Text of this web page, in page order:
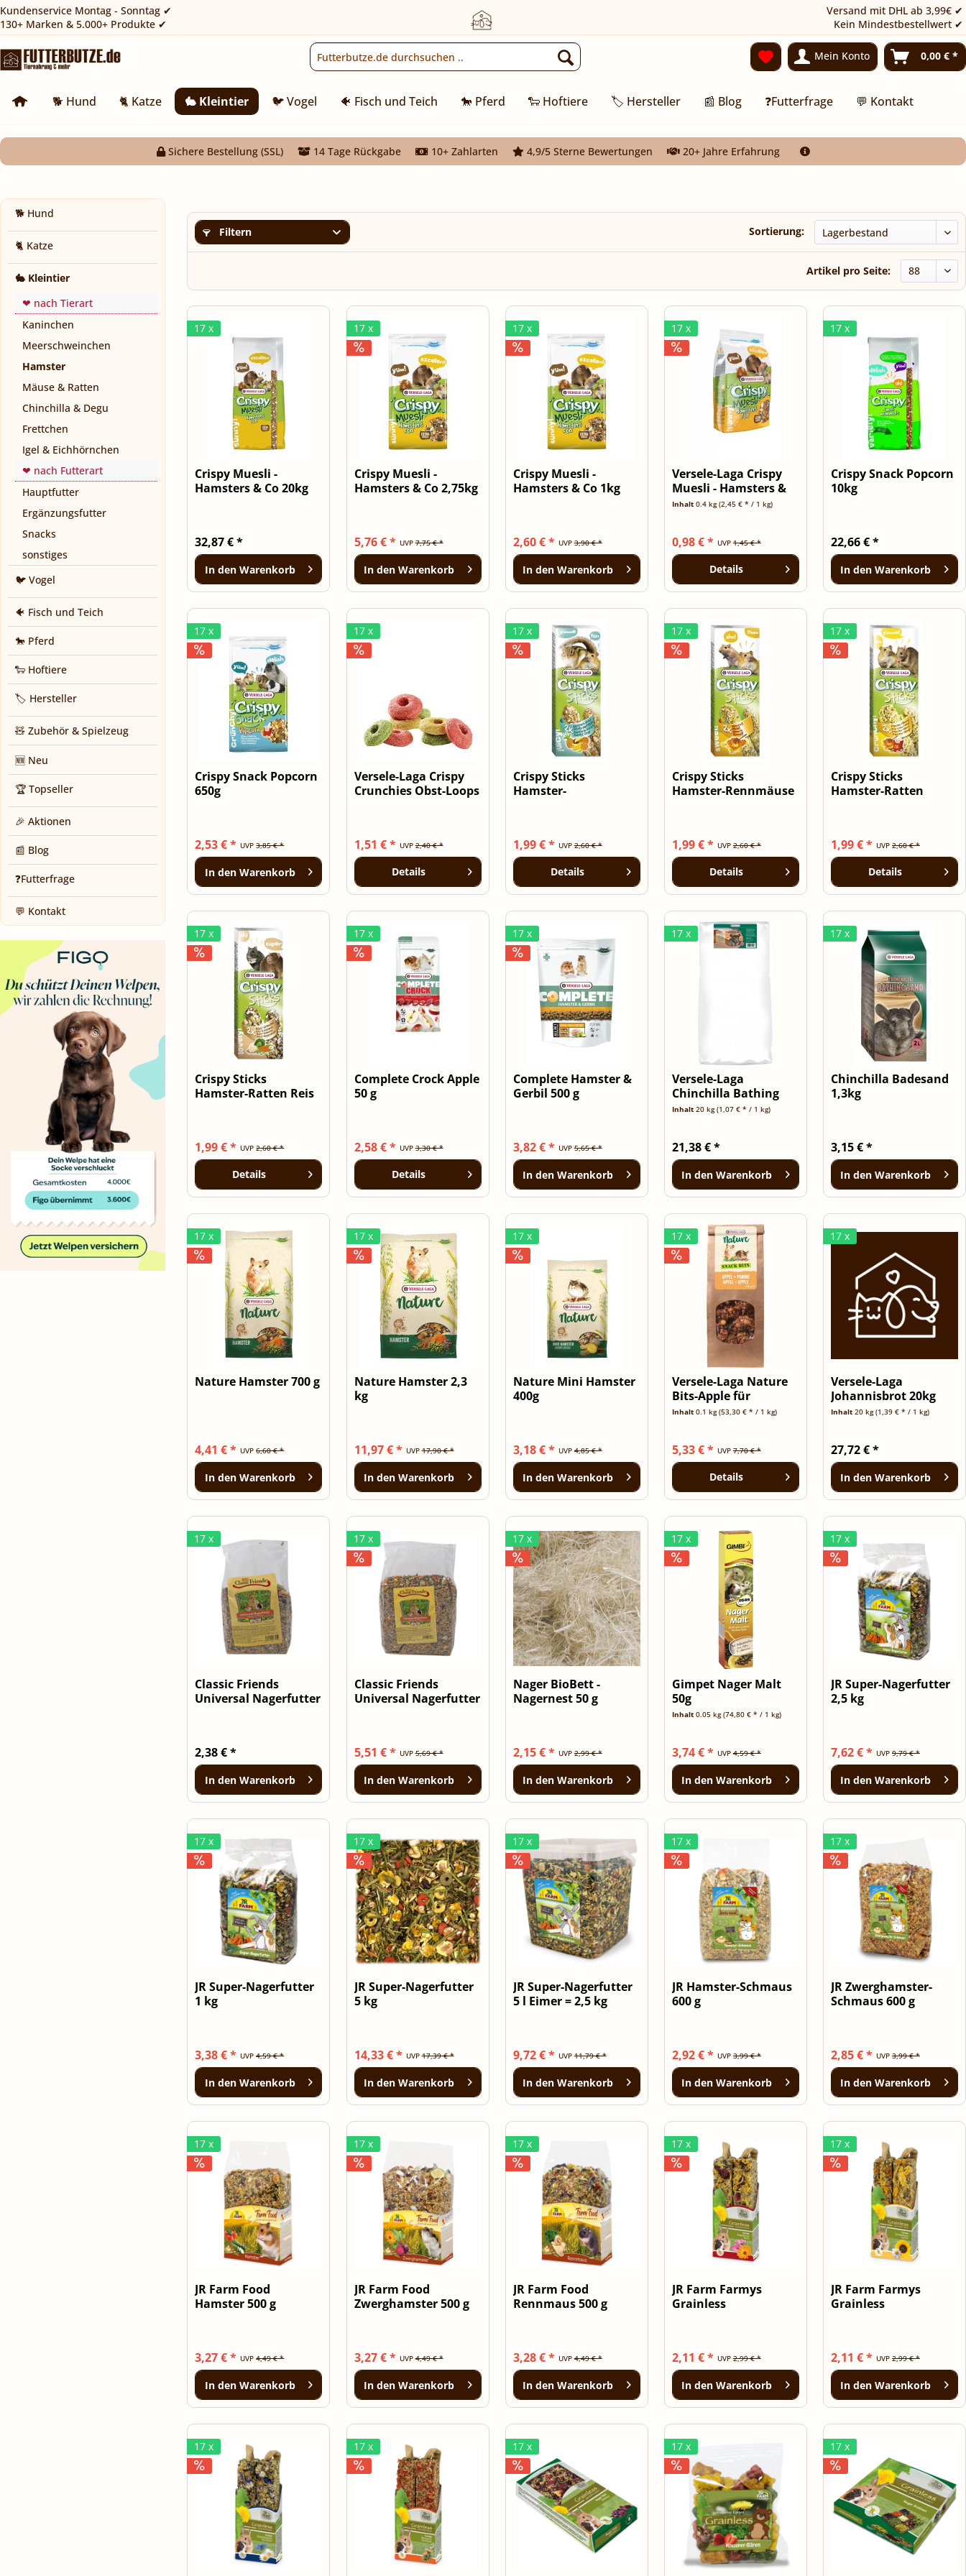
Kundenservice Montag - Sonntag ✔
130+ Marken & 5.000+ Produkte ✔
Versand mit DHL ab 3,99€ ✔
Kein Mindestbestellwert ✔
Mein Konto 0,00 € *
🐕 Hund 🐈 Katze 🐇 Kleintier 🐦 Vogel 🐠 Fisch und Teich 🐎 Pferd 🐑 Hoftiere 🏷️ Hersteller 📰 Blog ❓Futterfrage 💬 Kontakt
Sichere Bestellung (SSL) 14 Tage Rückgabe 10+ Zahlarten 4,9/5 Sterne Bewertungen 20+ Jahre Erfahrung
🐕 Hund
🐈 Katze
🐇 Kleintier
❤ nach Tierart
Kaninchen
Meerschweinchen
Hamster
Mäuse & Ratten
Chinchilla & Degu
Frettchen
Igel & Eichhörnchen
❤ nach Futterart
Hauptfutter
Ergänzungsfutter
Snacks
sonstiges
🐦 Vogel
🐠 Fisch und Teich
🐎 Pferd
🐑 Hoftiere
🏷️ Hersteller
🧸 Zubehör & Spielzeug
🆕 Neu
🏆 Topseller
🎉 Aktionen
📰 Blog
❓Futterfrage
💬 Kontakt
Filtern Sortierung:
Artikel pro Seite:
17 x
Crispy Muesli -
Hamsters & Co 20kg
32,87 € *
In den Warenkorb
17 x
Crispy Muesli -
Hamsters & Co 2,75kg
UVP7,75 € *
5,76 € *
In den Warenkorb
17 x
Crispy Muesli -
Hamsters & Co 1kg
UVP3,90 € *
2,60 € *
In den Warenkorb
17 x
Versele-Laga Crispy
Muesli - Hamsters &
Co -...
Inhalt 0.4 kg(2,45 € * / 1 kg)
UVP1,45 € *
0,98 € *
Details
17 x
Crispy Snack Popcorn
10kg
22,66 € *
In den Warenkorb
17 x
Crispy Snack Popcorn
650g
UVP3,85 € *
2,53 € *
In den Warenkorb
17 x
Versele-Laga Crispy
Crunchies Obst-Loops
UVP2,40 € *
1,51 € *
Details
17 x
Crispy Sticks
Hamster-
UVP2,60 € *
1,99 € *
Details
17 x
Crispy Sticks
Hamster-Rennmäuse
UVP2,60 € *
1,99 € *
Details
17 x
Crispy Sticks
Hamster-Ratten
UVP 2,60 € *
1,99 € *
Details
17 x
Crispy Sticks
Hamster-Ratten Reis
UVP2,60 € *
1,99 € *
Details
17 x
Complete Crock Apple
50 g
UVP3,30 € *
2,58 € *
Details
17 x
Complete Hamster &
Gerbil 500 g
UVP5,65 € *
3,82 € *
In den Warenkorb
17 x
Versele-Laga
Chinchilla Bathing
Sand - Badesand...
Inhalt 20 kg(1,07 € * / 1 kg)
21,38 € *
In den Warenkorb
17 x
Chinchilla Badesand
1,3kg
3,15 € *
In den Warenkorb
17 x
Nature Hamster 700 g
UVP6,60 € *
4,41 € *
In den Warenkorb
17 x
Nature Hamster 2,3
kg
UVP17,90 € *
11,97 € *
In den Warenkorb
17 x
Nature Mini Hamster
400g
UVP4,85 € *
3,18 € *
In den Warenkorb
17 x
Versele-Laga Nature
Bits-Apple für
Hamster und...
Inhalt 0.1 kg(53,30 € * / 1 kg)
UVP7,70 € *
5,33 € *
Details
17 x
Versele-Laga
Johannisbrot 20kg
Inhalt 20 kg(1,39 € * / 1 kg)
27,72 € *
In den Warenkorb
17 x
Classic Friends
Universal Nagerfutter
2,38 € *
In den Warenkorb
17 x
Classic Friends
Universal Nagerfutter
UVP5,69 € *
5,51 € *
In den Warenkorb
17 x
Nager BioBett -
Nagernest 50 g
UVP2,99 € *
2,15 € *
In den Warenkorb
17 x
Gimpet Nager Malt
50g
Inhalt 0.05 kg(74,80 € * / 1 kg)
UVP4,59 € *
3,74 € *
In den Warenkorb
17 x
JR Super-Nagerfutter
2,5 kg
UVP 9,79 € *
7,62 € *
In den Warenkorb
17 x
JR Super-Nagerfutter
1 kg
UVP4,59 € *
3,38 € *
In den Warenkorb
17 x
JR Super-Nagerfutter
5 kg
UVP17,39 € *
14,33 € *
In den Warenkorb
17 x
JR Super-Nagerfutter
5 l Eimer = 2,5 kg
UVP11,79 € *
9,72 € *
In den Warenkorb
17 x
JR Hamster-Schmaus
600 g
UVP3,99 € *
2,92 € *
In den Warenkorb
17 x
JR Zwerghamster-
Schmaus 600 g
UVP 3,99 € *
2,85 € *
In den Warenkorb
17 x
JR Farm Food
Hamster 500 g
UVP4,49 € *
3,27 € *
In den Warenkorb
17 x
JR Farm Food
Zwerghamster 500 g
UVP4,49 € *
3,27 € *
In den Warenkorb
17 x
JR Farm Food
Rennmaus 500 g
UVP4,49 € *
3,28 € *
In den Warenkorb
17 x
JR Farm Farmys
Grainless
UVP2,99 € *
2,11 € *
In den Warenkorb
17 x
JR Farm Farmys
Grainless
UVP 2,99 € *
2,11 € *
In den Warenkorb
17 x 17 x 17 x 17 x 17 x